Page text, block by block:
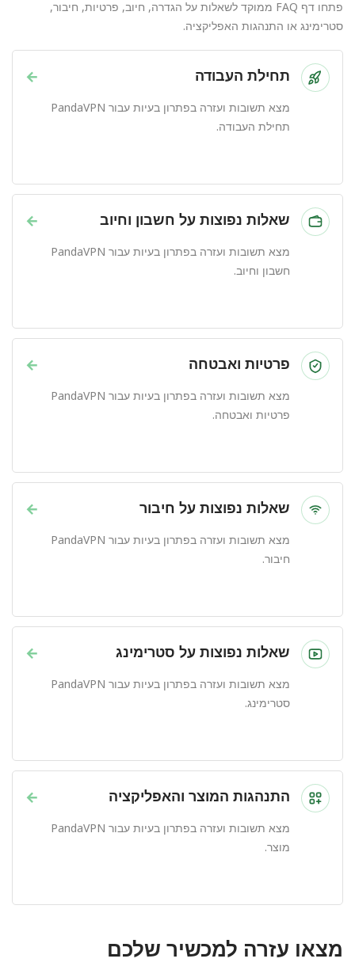
פתחו דף FAQ ממוקד לשאלות על הגדרה, חיוב, פרטיות, חיבור,
סטרימינג או התנהגות האפליקציה.
→ תחילת העבודה
מצא תשובות ועזרה בפתרון בעיות עבור PandaVPN
תחילת העבודה.
→ שאלות נפוצות על חשבון וחיוב
מצא תשובות ועזרה בפתרון בעיות עבור PandaVPN
חשבון וחיוב.
→ פרטיות ואבטחה
מצא תשובות ועזרה בפתרון בעיות עבור PandaVPN
פרטיות ואבטחה.
→ שאלות נפוצות על חיבור
מצא תשובות ועזרה בפתרון בעיות עבור PandaVPN
חיבור.
→ שאלות נפוצות על סטרימינג
מצא תשובות ועזרה בפתרון בעיות עבור PandaVPN
סטרימינג.
→ התנהגות המוצר והאפליקציה
מצא תשובות ועזרה בפתרון בעיות עבור PandaVPN
מוצר.
מצאו עזרה למכשיר שלכם